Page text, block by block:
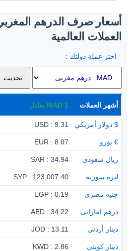
أسعار صرف الدرهم
العملات العالمية
اختر عملة دولتك :
أشهر العملات 1
MAD يعادل
$ دولار أمريكي 9.31 : USD
€ يورو 8.07 : EUR
ريال سعودي 34.94 : SAR
ليرة سورية 123,007.40 : SYP
جنيه مصرى 0.19 : EGP
درهم اماراتى 34.22 : AED
دينار أردنى 13.11 : JOD
دينار كويتى 2.86 : KWD